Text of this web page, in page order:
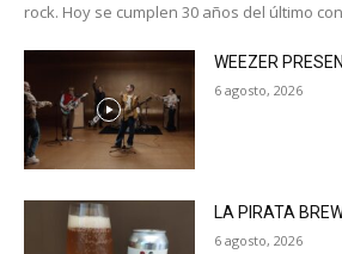
rock. Hoy se cumplen 30 años del último
WEEZER
6 agosto, 2026
LA PIRATA
6 agosto, 2026